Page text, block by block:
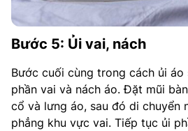
Bước 5: Ủi vai, nách
Bước cuối cùng trong cách ủi áo
phần vai và nách áo. Đặt mũi
cổ và lưng áo, sau đó di chuyển
phẳng khu vực vai. Tiếp tục ủi